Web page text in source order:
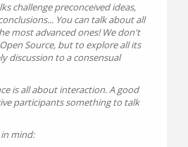
challenge preconceived ideas,
You can talk about all
most advanced ones! We don't
Source, but to explore all its
discussion to a consensual
is all about interaction. A good
participants something to talk
mind: